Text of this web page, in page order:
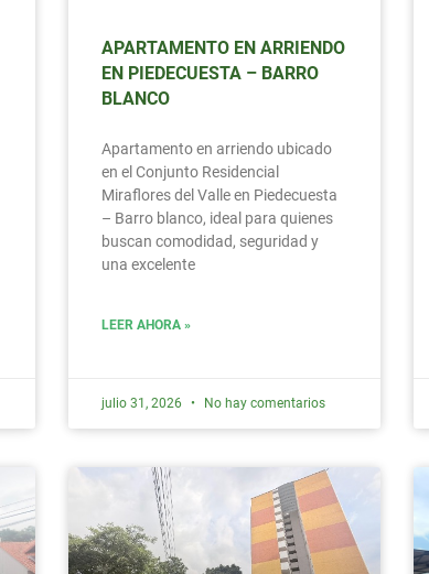
APARTAMENTO EN ARRIENDO
EN PIEDECUESTA – BARRO
BLANCO
Apartamento en arriendo ubicado
en el Conjunto Residencial
Miraflores del Valle en Piedecuesta
– Barro blanco, ideal para quienes
buscan comodidad, seguridad y
una excelente
LEER AHORA »
julio 31, 2026 No hay comentarios